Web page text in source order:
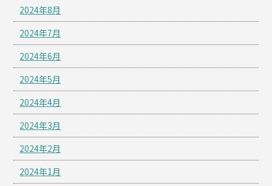
2024年8月
2024年7月
2024年6月
2024年5月
2024年4月
2024年3月
2024年2月
2024年1月